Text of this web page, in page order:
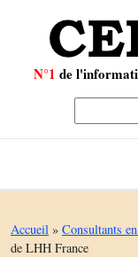
N°1 de
Accueil » Consultants
de LHH France